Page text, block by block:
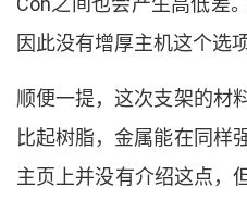
因此没有增厚主机这个选
顺便一提， 这次支架的材
比起树脂， 金属能在同样
主页上并没有介绍这点，